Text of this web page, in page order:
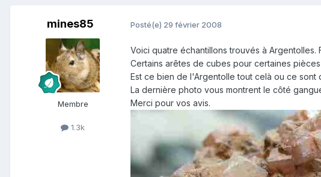
mines85
Membre
1.3k
Posté(e) 29 février 2008
Voici quatre échantillons trouvés à Argentolles.
Certains arêtes de cubes pour certaines
Est ce bien de l'Argentolle tout celà ou ce sont
La dernière photo vous montrent le côté
Merci pour vos avis.